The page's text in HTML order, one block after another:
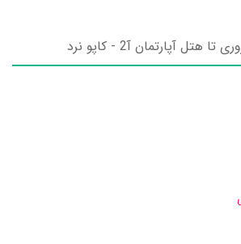
آپارتمان آ2 - کاپو نرد